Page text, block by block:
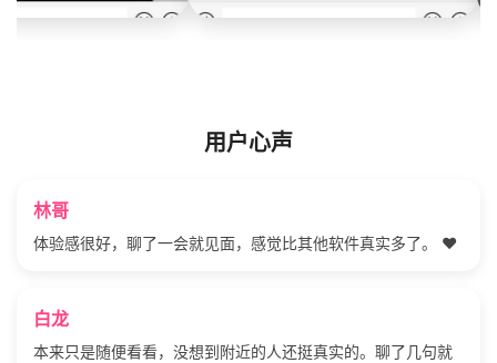
用户心声
林哥
体验感很好，聊了一会就见面，感觉比其他软件真实多了。 ❤️
白龙
本来只是随便看看，没想到附近的人还挺真实的。聊了几句就